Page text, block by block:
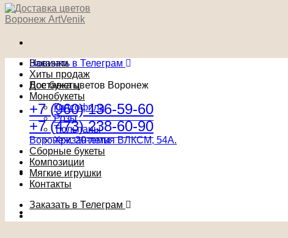
Заказать в Телеграм
Доставка цветов Воронеж
+7 (960) 136-59-60
+7 (473) 238-60-90
Воронеж, 20-летия ВЛКСМ, 54А.
Новинки
Хиты продаж
Все букеты
Монобукеты
Гипсофила
Розы
Тюльпаны
Хризантемы
Сборные букеты
Композиции
Мягкие игрушки
Контакты
Заказать в Телеграм